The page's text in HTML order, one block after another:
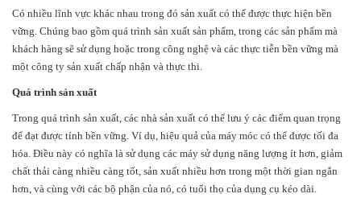
Có nhiều lĩnh vực khác nhau trong đó sản xuất có thể được thực hiện bền
vững. Chúng bao gồm quá trình sản xuất sản phẩm, trong các sản phẩm mà
khách hàng sẽ sử dụng hoặc trong công nghệ và các thực tiễn bền vững mà
một công ty sản xuất chấp nhận và thực thi.
Quá trình sản xuất
Trong quá trình sản xuất, các nhà sản xuất có thể lưu ý các điểm quan trọng
để đạt được tính bền vững. Ví dụ, hiệu quả của máy móc có thể được tối đa
hóa. Điều này có nghĩa là sử dụng các máy sử dụng năng lượng ít hơn, giảm
chất thải càng nhiều càng tốt, sản xuất nhiều hơn trong một thời gian ngắn
hơn, và cùng với các bộ phận của nó, có tuổi thọ của dụng cụ kéo dài.